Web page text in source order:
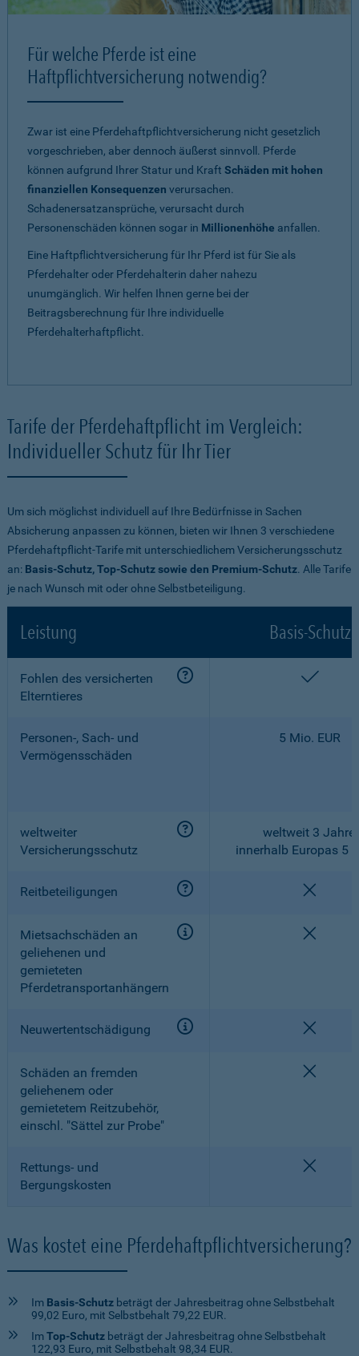
Für welche Pferde ist eine
Haftpflichtversicherung notwendig?
Zwar ist eine Pferdehaftpflichtversicherung nicht gesetzlich
vorgeschrieben, aber dennoch äußerst sinnvoll. Pferde
können aufgrund Ihrer Statur und Kraft Schäden mit hohen
finanziellen Konsequenzen verursachen.
Schadenersatzansprüche, verursacht durch
Personenschäden können sogar in Millionenhöhe anfallen.
Eine Haftpflichtversicherung für Ihr Pferd ist für Sie als
Pferdehalter oder Pferdehalterin daher nahezu
unumgänglich. Wir helfen Ihnen gerne bei der
Beitragsberechnung für Ihre individuelle
Pferdehalterhaftpflicht.
Tarife der Pferdehaftpflicht im Vergleich:
Individueller Schutz für Ihr Tier
Um sich möglichst individuell auf Ihre Bedürfnisse in Sachen
Absicherung anpassen zu können, bieten wir Ihnen 3 verschiedene
Pferdehaftpflicht-Tarife mit unterschiedlichem Versicherungsschutz
an: Basis-Schutz, Top-Schutz sowie den Premium-Schutz. Alle Tarife
je nach Wunsch mit oder ohne Selbstbeteiligung.
Leistung Basis-Schutz
Fohlen des versicherten
Elterntieres
Personen-, Sach- und
Vermögensschäden
5 Mio. EUR
weltweiter
Versicherungsschutz
weltweit 3 Jahre,
innerhalb Europas 5
Reitbeteiligungen
Mietsachschäden an
geliehenen und
gemieteten
Pferdetransportanhängern
Neuwertentschädigung
Schäden an fremden
geliehenem oder
gemietetem Reitzubehör,
einschl. "Sättel zur Probe"
Rettungs- und
Bergungskosten
Was kostet eine Pferdehaftpflichtversicherung?
Im Basis-Schutz beträgt der Jahresbeitrag ohne Selbstbehalt
99,02 Euro, mit Selbstbehalt 79,22 EUR.
ImTop-Schutz beträgt der Jahresbeitrag ohne Selbstbehalt
122,93 Euro, mit Selbstbehalt 98,34 EUR.